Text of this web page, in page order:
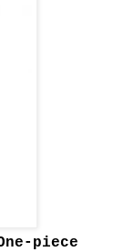
piece